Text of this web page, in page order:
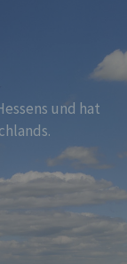
und hat